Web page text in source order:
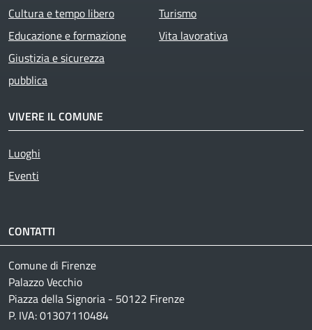
Cultura e tempo libero
Educazione e formazione
Giustizia e sicurezza
pubblica
Turismo
Vita lavorativa
VIVERE IL COMUNE
Luoghi
Eventi
CONTATTI
Comune di Firenze
Palazzo Vecchio
Piazza della Signoria - 50122 Firenze
P. IVA: 01307110484